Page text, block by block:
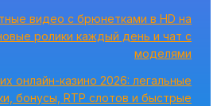
видео с брюнетками в HD на
ролики каждый день и чат с
моделями
онлайн-казино 2026: легальные
бонусы, RTP слотов и быстрые